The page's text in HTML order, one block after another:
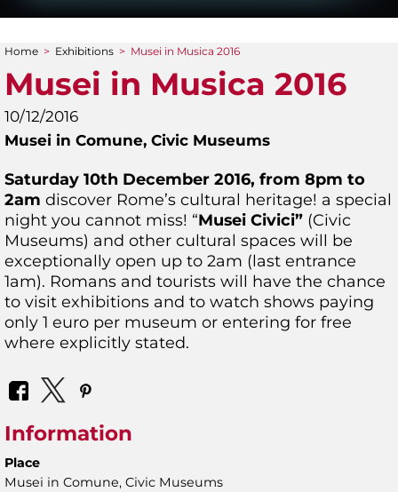
You are here
Home > Exhibitions > Musei in Musica 2016
Musei in Musica 2016
10/12/2016
Musei in Comune, Civic Museums
Saturday 10th December 2016, from 8pm to
2am discover Rome’s cultural heritage! a special
night you cannot miss! “Musei Civici” (Civic
Museums) and other cultural spaces will be
exceptionally open up to 2am (last entrance
1am). Romans and tourists will have the chance
to visit exhibitions and to watch shows paying
only 1 euro per museum or entering for free
where explicitly stated.
Information
Place
Musei in Comune, Civic Museums